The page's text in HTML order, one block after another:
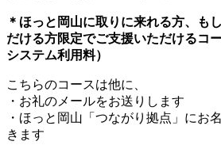
＊ほっと岡山に取りに来れる方、も
だける方限定でご支援いただけるコ
システム利用料）
こちらのコースは他に、
・お礼のメールをお送りします
・ほっと岡山「つながり拠点」にお
きます